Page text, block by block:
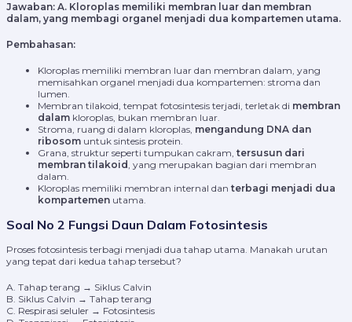
Jawaban: A. Kloroplas memiliki membran luar dan membran
dalam, yang membagi organel menjadi dua kompartemen utama.
Pembahasan:
Kloroplas memiliki membran luar dan membran dalam, yang
memisahkan organel menjadi dua kompartemen: stroma dan
lumen.
Membran tilakoid, tempat fotosintesis terjadi, terletak di membran
dalam kloroplas, bukan membran luar.
Stroma, ruang di dalam kloroplas, mengandung DNA dan
ribosom untuk sintesis protein.
Grana, struktur seperti tumpukan cakram, tersusun dari
membran tilakoid, yang merupakan bagian dari membran
dalam.
Kloroplas memiliki membran internal dan terbagi menjadi dua
kompartemen utama.
Soal No 2 Fungsi Daun Dalam Fotosintesis
Proses fotosintesis terbagi menjadi dua tahap utama. Manakah urutan
yang tepat dari kedua tahap tersebut?
A. Tahap terang → Siklus Calvin
B. Siklus Calvin → Tahap terang
C. Respirasi seluler → Fotosintesis